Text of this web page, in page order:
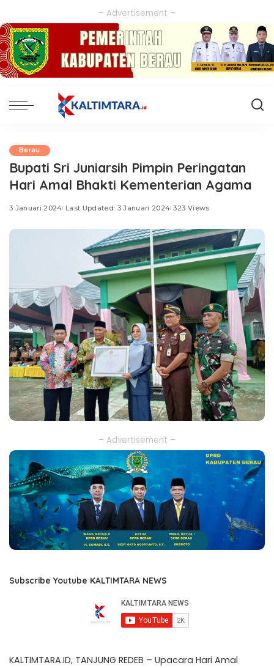
– Advertisement –
Berau
Bupati Sri Juniarsih Pimpin Peringatan
Hari Amal Bhakti Kementerian Agama
3 Januari 2024 Last Updated: 3 Januari 2024 323 Views
– Advertisement –
Subscribe Youtube KALTIMTARA NEWS
KALTIMTARA.ID, TANJUNG REDEB – Upacara Hari Amal